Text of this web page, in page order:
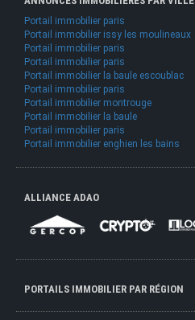
Portail immobilier paris
Portail immobilier issy les moulineaux
Portail immobilier paris
Portail immobilier paris
Portail immobilier la baule escoublac
Portail immobilier paris
Portail immobilier montrouge
Portail immobilier la baule
Portail immobilier paris
Portail immobilier enghien les bains
ALLIANCE ADAO
PORTAILS IMMOBILIER PAR RÉGION